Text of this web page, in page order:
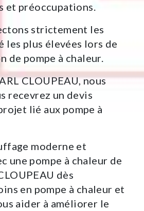
et préoccupations.
strictement les
les plus élevées lors de
de pompe à chaleur.
CLOUPEAU, nous
recevrez un devis
lié aux pompe à
moderne et
une pompe à chaleur de
dès
en pompe à chaleur et
aider à améliorer le